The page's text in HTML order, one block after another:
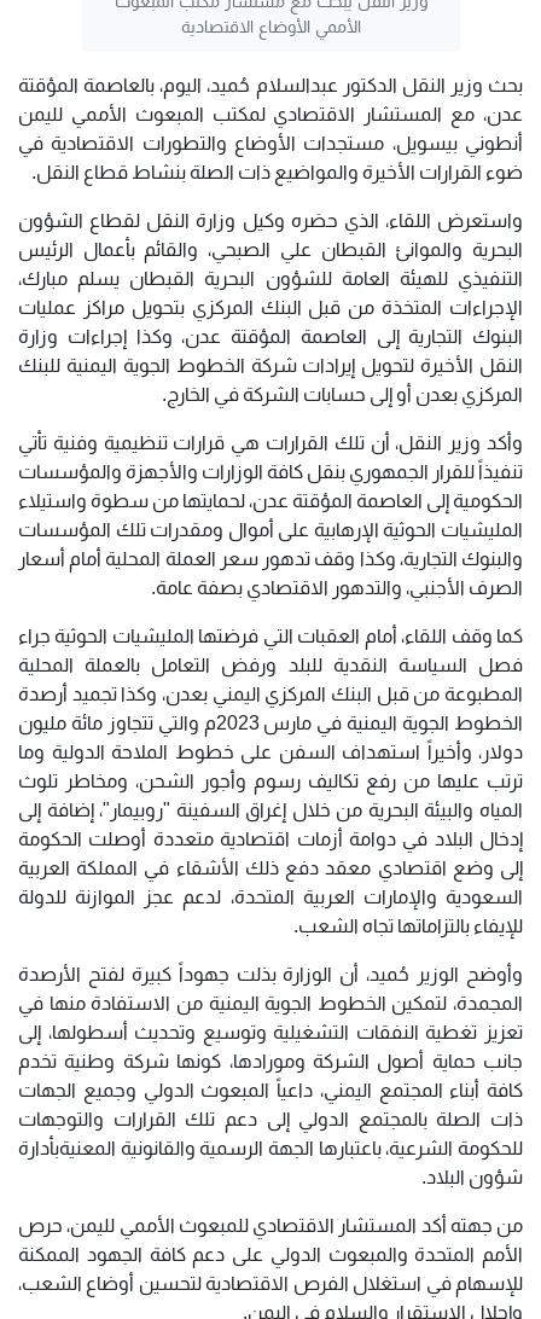
الأممي الأوضاع الاقتصادية
بحث وزير النقل الدكتور عبدالسلام حُميد، اليوم، بالعاصمة المؤقتة
عدن، مع المستشار الاقتصادي لمكتب المبعوث الأممي لليمن
أنطوني بيسويل، مستجدات الأوضاع والتطورات الاقتصادية في
ضوء القرارات الأخيرة والمواضيع ذات الصلة بنشاط قطاع النقل.
واستعرض اللقاء، الذي حضره وكيل وزارة النقل لقطاع الشؤون
البحرية والموانئ القبطان علي الصبحي، والقائم بأعمال الرئيس
التنفيذي للهيئة العامة للشؤون البحرية القبطان يسلم مبارك،
الإجراءات المتخذة من قبل البنك المركزي بتحويل مراكز عمليات
البنوك التجارية إلى العاصمة المؤقتة عدن، وكذا إجراءات وزارة
النقل الأخيرة لتحويل إيرادات شركة الخطوط الجوية اليمنية للبنك
المركزي بعدن أو إلى حسابات الشركة في الخارج.
وأكد وزير النقل، أن تلك القرارات هي قرارات تنظيمية وفنية تأتي
تنفيذاً للقرار الجمهوري بنقل كافة الوزارات والأجهزة والمؤسسات
الحكومية إلى العاصمة المؤقتة عدن، لحمايتها من سطوة واستيلاء
المليشيات الحوثية الإرهابية على أموال ومقدرات تلك المؤسسات
والبنوك التجارية، وكذا وقف تدهور سعر العملة المحلية أمام أسعار
الصرف الأجنبي، والتدهور الاقتصادي بصفة عامة.
كما وقف اللقاء، أمام العقبات التي فرضتها المليشيات الحوثية جراء
فصل السياسة النقدية للبلد ورفض التعامل بالعملة المحلية
المطبوعة من قبل البنك المركزي اليمني بعدن، وكذا تجميد أرصدة
الخطوط الجوية اليمنية في مارس 2023م والتي تتجاوز مائة مليون
دولار، وأخيراً استهداف السفن على خطوط الملاحة الدولية وما
ترتب عليها من رفع تكاليف رسوم وأجور الشحن، ومخاطر تلوث
المياه والبيئة البحرية من خلال إغراق السفينة "روبيمار"، إضافة إلى
إدخال البلاد في دوامة أزمات اقتصادية متعددة أوصلت الحكومة
إلى وضع اقتصادي معقد دفع ذلك الأشقاء في المملكة العربية
السعودية والإمارات العربية المتحدة، لدعم عجز الموازنة للدولة
للإيفاء بالتزاماتها تجاه الشعب.
وأوضح الوزير حُميد، أن الوزارة بذلت جهوداً كبيرة لفتح الأرصدة
المجمدة، لتمكين الخطوط الجوية اليمنية من الاستفادة منها في
تعزيز تغطية النفقات التشغيلية وتوسيع وتحديث أسطولها، إلى
جانب حماية أصول الشركة ومورادها، كونها شركة وطنية تخدم
كافة أبناء المجتمع اليمني، داعياً المبعوث الدولي وجميع الجهات
ذات الصلة بالمجتمع الدولي إلى دعم تلك القرارات والتوجهات
للحكومة الشرعية، باعتبارها الجهة الرسمية والقانونية المعنيةبأدارة
شؤون البلاد.
من جهته أكد المستشار الاقتصادي للمبعوث الأممي لليمن، حرص
الأمم المتحدة والمبعوث الدولي على دعم كافة الجهود الممكنة
للإسهام في استغلال الفرص الاقتصادية لتحسين أوضاع الشعب،
وإحلال الاستقرار والسلام في اليمن.